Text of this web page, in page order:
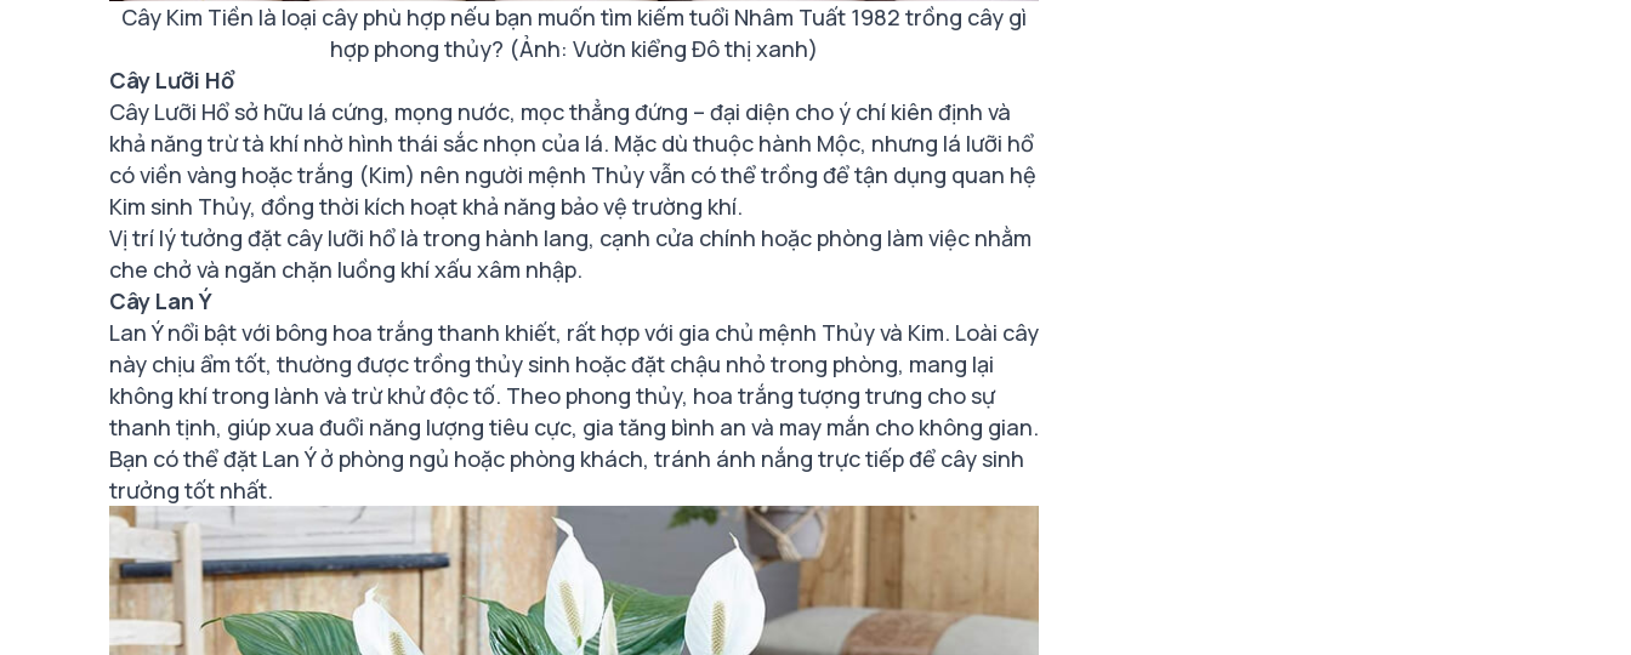
Cây Kim Tiền là loại cây phù hợp nếu bạn muốn tìm kiếm tuổi Nhâm Tuất 1982 trồng cây gì
hợp phong thủy? (Ảnh: Vườn kiểng Đô thị xanh)
Cây Lưỡi Hổ
Cây Lưỡi Hổ sở hữu lá cứng, mọng nước, mọc thẳng đứng – đại diện cho ý chí kiên định và
khả năng trừ tà khí nhờ hình thái sắc nhọn của lá. Mặc dù thuộc hành Mộc, nhưng lá lưỡi hổ
có viền vàng hoặc trắng (Kim) nên người mệnh Thủy vẫn có thể trồng để tận dụng quan hệ
Kim sinh Thủy, đồng thời kích hoạt khả năng bảo vệ trường khí.
Vị trí lý tưởng đặt cây lưỡi hổ là trong hành lang, cạnh cửa chính hoặc phòng làm việc nhằm
che chở và ngăn chặn luồng khí xấu xâm nhập.
Cây Lan Ý
Lan Ý nổi bật với bông hoa trắng thanh khiết, rất hợp với gia chủ mệnh Thủy và Kim. Loài cây
này chịu ẩm tốt, thường được trồng thủy sinh hoặc đặt chậu nhỏ trong phòng, mang lại
không khí trong lành và trừ khử độc tố. Theo phong thủy, hoa trắng tượng trưng cho sự
thanh tịnh, giúp xua đuổi năng lượng tiêu cực, gia tăng bình an và may mắn cho không gian.
Bạn có thể đặt Lan Ý ở phòng ngủ hoặc phòng khách, tránh ánh nắng trực tiếp để cây sinh
trưởng tốt nhất.